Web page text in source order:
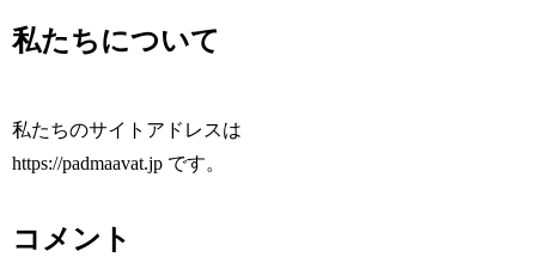
私たちについて
私たちのサイトアドレスは
https://padmaavat.jp です。
コメント